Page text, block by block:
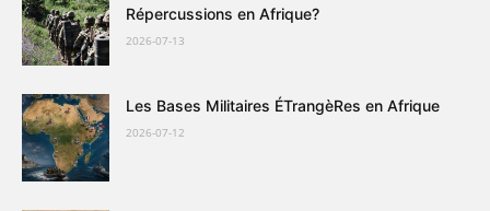
Répercussions en Afrique?
2026-07-13
Les Bases Militaires ÉTrangèRes en Afrique
2026-07-12